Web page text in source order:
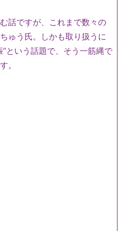
話ですが、これまで数々の
ゅう氏。しかも取り扱うに
という話題で、そう一筋縄で
。